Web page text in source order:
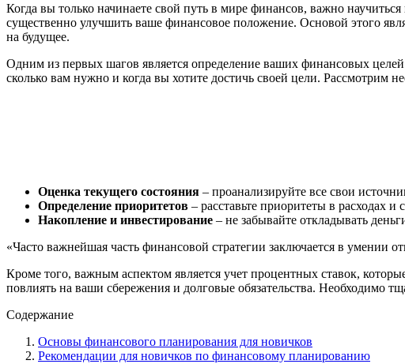
Когда вы только начинаете свой путь в мире финансов, важно
существенно улучшить ваше финансовое положение. Основой этого
на будущее.
Одним из первых шагов является определение ваших финансовых
сколько вам нужно и когда вы хотите достичь своей цели. Рассмотрим
Оценка текущего состояния – проанализируйте все свои
Определение приоритетов – расставьте приоритеты в расходах
Накопление и инвестирование – не забывайте откладывать
«Часто важнейшая часть финансовой стратегии заключается в умении
Кроме того, важным аспектом является учет процентных ставок,
повлиять на ваши сбережения и долговые обязательства. Необходимо
Содержание
Основы финансового планирования для новичков
Рекомендации для новичков по финансовому планированию